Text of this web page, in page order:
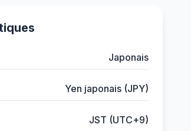
Japonais
Yen japonais (JPY)
JST (UTC+9)